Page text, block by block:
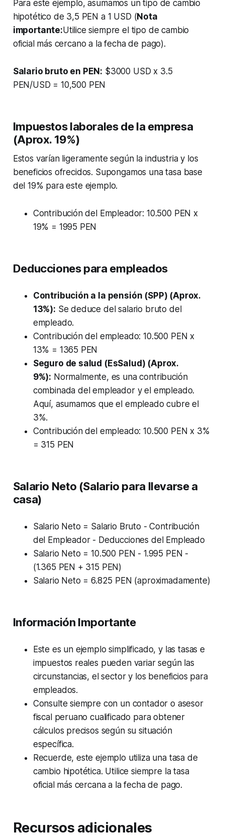
Para este ejemplo, asumamos un tipo de cambio
hipotético de 3,5 PEN a 1 USD (Nota
importante:Utilice siempre el tipo de cambio
oficial más cercano a la fecha de pago).
Salario bruto en PEN: $3000 USD x 3.5
PEN/USD = 10,500 PEN
Impuestos laborales de la empresa
(Aprox. 19%)
Estos varían ligeramente según la industria y los
beneficios ofrecidos. Supongamos una tasa base
del 19% para este ejemplo.
Contribución del Empleador: 10.500 PEN x
19% = 1995 PEN
Deducciones para empleados
Contribución a la pensión (SPP) (Aprox.
13%): Se deduce del salario bruto del
empleado.
Contribución del empleado: 10.500 PEN x
13% = 1365 PEN
Seguro de salud (EsSalud) (Aprox.
9%): Normalmente, es una contribución
combinada del empleador y el empleado.
Aquí, asumamos que el empleado cubre el
3%.
Contribución del empleado: 10.500 PEN x 3%
= 315 PEN
Salario Neto (Salario para llevarse a
casa)
Salario Neto = Salario Bruto - Contribución
del Empleador - Deducciones del Empleado
Salario Neto = 10.500 PEN - 1.995 PEN -
(1.365 PEN + 315 PEN)
Salario Neto = 6.825 PEN (aproximadamente)
Información Importante
Este es un ejemplo simplificado, y las tasas e
impuestos reales pueden variar según las
circunstancias, el sector y los beneficios para
empleados.
Consulte siempre con un contador o asesor
fiscal peruano cualificado para obtener
cálculos precisos según su situación
específica.
Recuerde, este ejemplo utiliza una tasa de
cambio hipotética. Utilice siempre la tasa
oficial más cercana a la fecha de pago.
Recursos adicionales